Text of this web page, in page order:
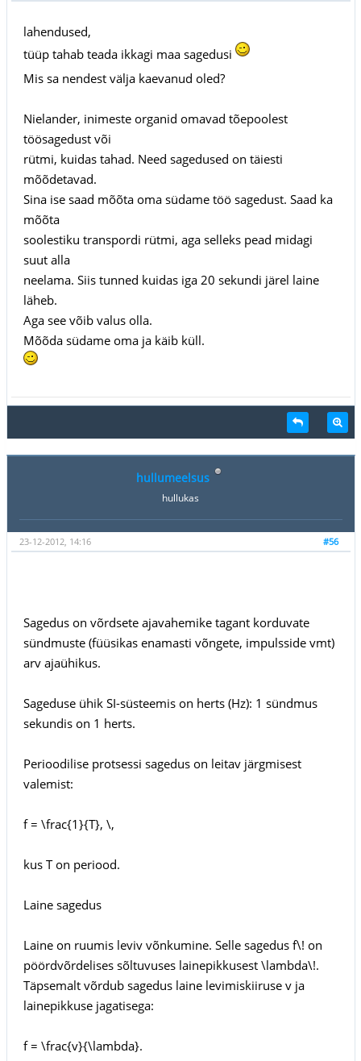
lahendused,
tüüp tahab teada ikkagi maa sagedusi
Mis sa nendest välja kaevanud oled?
Nielander, inimeste organid omavad tõepoolest
töösagedust või
rütmi, kuidas tahad. Need sagedused on täiesti
mõõdetavad.
Sina ise saad mõõta oma südame töö sagedust. Saad ka
mõõta
soolestiku transpordi rütmi, aga selleks pead midagi
suut alla
neelama. Siis tunned kuidas iga 20 sekundi järel laine
läheb.
Aga see võib valus olla.
Mõõda südame oma ja käib küll.
hullumeelsus
hullukas
#56
23-12-2012, 14:16
Sagedus on võrdsete ajavahemike tagant korduvate
sündmuste (füüsikas enamasti võngete, impulsside vmt)
arv ajaühikus.
Sageduse ühik SI-süsteemis on herts (Hz): 1 sündmus
sekundis on 1 herts.
Perioodilise protsessi sagedus on leitav järgmisest
valemist:
f = \frac{1}{T}, \,
kus T on periood.
Laine sagedus
Laine on ruumis leviv võnkumine. Selle sagedus f\! on
pöördvõrdelises sõltuvuses lainepikkusest \lambda\!.
Täpsemalt võrdub sagedus laine levimiskiiruse v ja
lainepikkuse jagatisega:
f = \frac{v}{\lambda}.